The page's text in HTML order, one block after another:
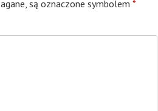
są oznaczone symbolem *